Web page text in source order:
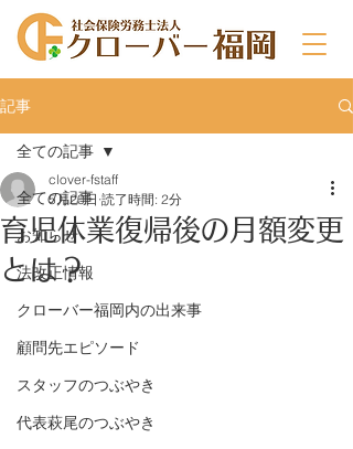
記事
全ての記事
お知らせ
法改正情報
クローバー福岡内の出来事
顧問先エピソード
スタッフのつぶやき
代表萩尾のつぶやき
全ての記事
育児休業復帰後の月額変更
とは？
clover-fstaff
5月20日 読了時間: 2分